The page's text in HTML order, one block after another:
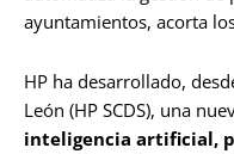
ayuntamientos, acorta
HP ha desarrollado,
León (HP SCDS), una
inteligencia artificial,